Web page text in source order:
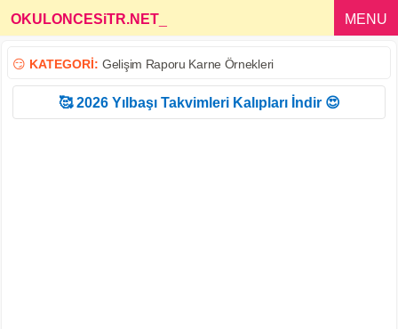
OKULONCESiTR.NET MENU
😏 KATEGORİ: Gelişim Raporu Karne Örnekleri
🥰 2026 Yılbaşı Takvimleri Kalıpları İndir 😍